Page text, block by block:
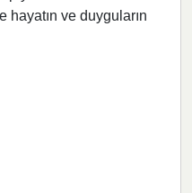
hayatın ve duyguların